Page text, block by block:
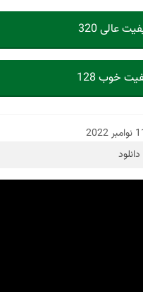
عالی 320
خوب 128
2022
دانلود